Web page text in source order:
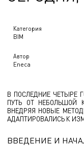
Категория
BIM
Автор
Eneca
В ПОСЛЕДНИЕ ЧЕТЫРЕ
ПУТЬ ОТ НЕБОЛЬШОЙ
ВНЕДРЯЯ НОВЫЕ
АДАПТИРОВАЛИСЬ К
ВВЕДЕНИЕ И